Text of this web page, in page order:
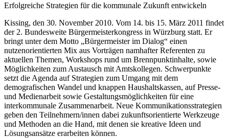
Erfolgreiche Strategien für die kommunale Zukunft entwickeln
Kissing, den 30. November 2010. Vom 14. bis 15. März 2011 findet
der 2. Bundesweite Bürgermeisterkongress in Würzburg statt. Er
bringt unter dem Motto „Bürgermeister im Dialog“ einen
nutzenorientierten Mix aus Vorträgen namhafter Referenten zu
aktuellen Themen, Workshops rund um Brennpunktinhalte, sowie
Möglichkeiten zum Austausch mit Amtskollegen. Schwerpunkte
setzt die Agenda auf Strategien zum Umgang mit dem
demografischen Wandel und knappen Haushaltskassen, auf Presse-
und Medienarbeit sowie Gestaltungsmöglichkeiten für eine
interkommunale Zusammenarbeit. Neue Kommunikationsstrategien
geben den Teilnehmern/innen dabei zukunftsorientierte Werkzeuge
und Methoden an die Hand, mit denen sie kreative Ideen und
Lösungsansätze erarbeiten können.